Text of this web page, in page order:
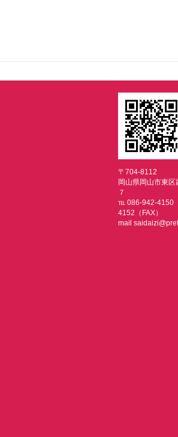
〒704-8112
岡山県岡山市東区
７
℡ 086-942-4150
4152（FAX）
mail